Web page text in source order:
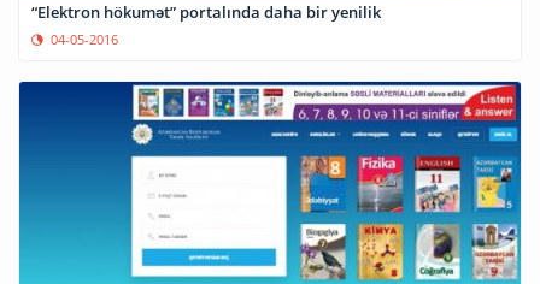
“Elektron hökumət” portalında daha bir yenilik
04-05-2016